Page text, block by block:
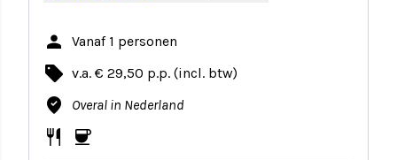
person Vanaf 1 personen
local_offer v.a. € 29,50 p.p. (incl. btw)
where_to_vote Overal in Nederland
restaurant coffee